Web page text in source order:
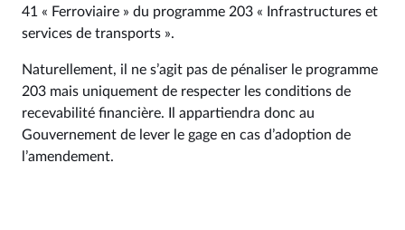
41 « Ferroviaire » du programme 203 « Infrastructures et
services de transports ».
Naturellement, il ne s’agit pas de pénaliser le programme
203 mais uniquement de respecter les conditions de
recevabilité financière. Il appartiendra donc au
Gouvernement de lever le gage en cas d’adoption de
l’amendement.